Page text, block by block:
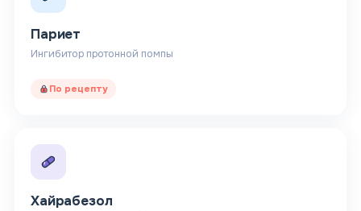
Париет
Ингибитор протонной помпы
По рецепту
Хайрабезол